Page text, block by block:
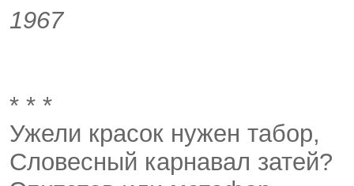
1967
* * *
Ужели красок нужен табор,
Словесный карнавал затей?